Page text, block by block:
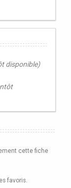
disponible)
cette fiche
favoris.